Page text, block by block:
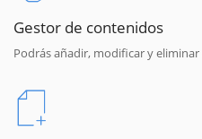
Gestor de contenidos
Podrás añadir, modificar y